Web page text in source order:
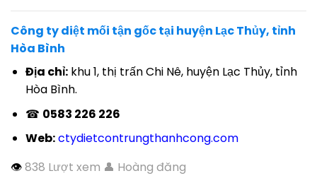
Công ty diệt mối tận gốc tại huyện Lạc Thủy, tỉnh
Hòa Bình
Địa chỉ:khu 1, thị trấn Chi Nê, huyện Lạc Thủy, tỉnh
Hòa Bình.
☎ 0583 226 226
Web:ctydietcontrungthanhcong.com
👁838 Lượt xem 👤 Hoàng đăng